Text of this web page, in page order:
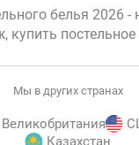
белья 2026 -
купить
Мы в других странах
Великобритания
Казахстан